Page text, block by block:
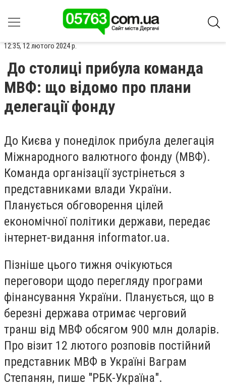
12:35, 12 лютого 2024 р.
До столиці прибула команда
МВФ: що відомо про плани
делегації фонду
До Києва у понеділок прибула делегація
Міжнародного валютного фонду (МВФ).
Команда організації зустрінеться з
представниками влади України.
Планується обговорення цілей
економічної політики держави, передає
інтернет-видання informator.ua.
Пізніше цього тижня очікуються
переговори щодо перегляду програми
фінансування України. Планується, що в
березні держава отримає черговий
транш від МВФ обсягом 900 млн доларів.
Про візит 12 лютого розповів постійний
представник МВФ в Україні Ваграм
Степанян, пише "РБК-Україна".